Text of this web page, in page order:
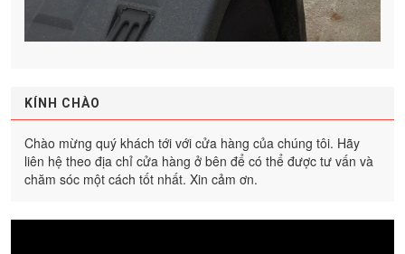
KÍNH CHÀO
Chào mừng quý khách tới với cửa hàng của chúng tôi. Hãy
liên hệ theo địa chỉ cửa hàng ở bên để có thể được tư vấn và
chăm sóc một cách tốt nhất. Xin cảm ơn.